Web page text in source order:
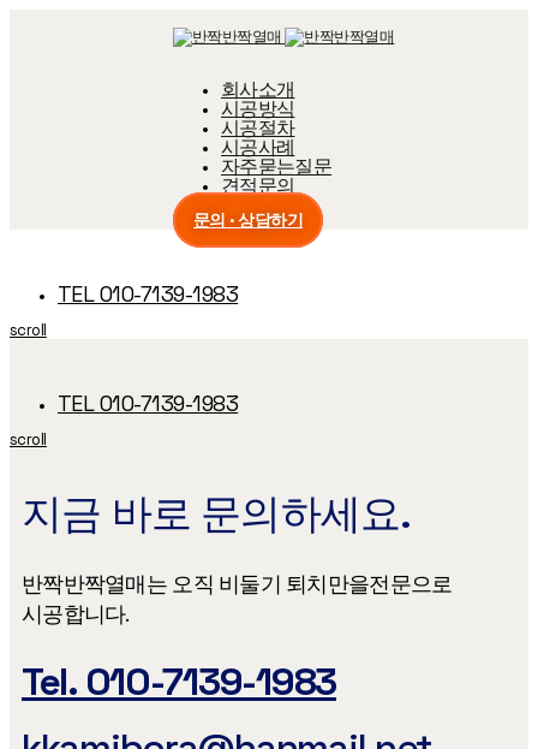
회사소개
시공방식
시공절차
시공사례
자주묻는질문
견적문의
문의 · 상담하기
TEL 010-7139-1983
scroll
TEL 010-7139-1983
scroll
지금 바로 문의하세요.
반짝반짝열매는 오직 비둘기 퇴치만을​ 전문으로
시공합니다.
Tel. 010-7139-1983